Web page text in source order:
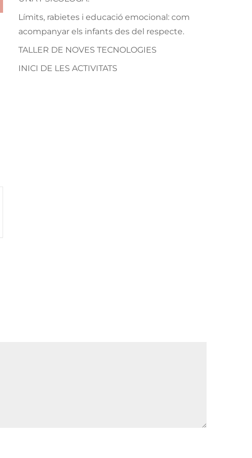
Límits, rabietes i educació emocional: com
acompanyar els infants des del respecte.
TALLER DE NOVES TECNOLOGIES
INICI DE LES ACTIVITATS